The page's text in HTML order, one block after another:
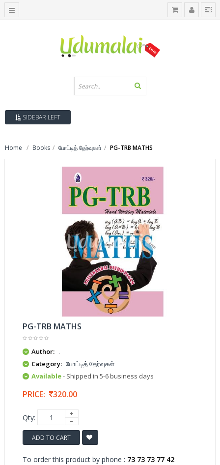
SIDEBAR LEFT
Home Books போட்டித் தேர்வுகள் PG-TRB MATHS
PG-TRB MATHS
Author: .
Category: போட்டித் தேர்வுகள்
Available- Shipped in 5-6 business days
PRICE: 320.00
Qty:
ADD TO CART
To order this product by phone : 73 73 73 77 42